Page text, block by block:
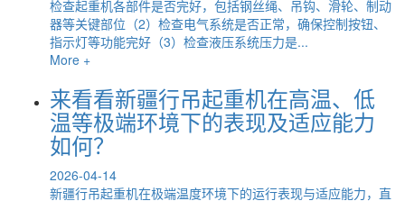
检查起重机各部件是否完好，包括钢丝绳、吊钩、滑轮、制动
器等关键部位（2）检查电气系统是否正常，确保控制按钮、
指示灯等功能完好（3）检查液压系统压力是...
More +
来看看新疆行吊起重机在高温、低
温等极端环境下的表现及适应能力
如何？
2026-04-14
新疆行吊起重机在极端温度环境下的运行表现与适应能力，直